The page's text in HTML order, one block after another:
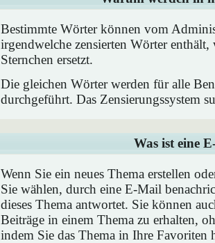
Bestimmte Wörter können vom
irgendwelche zensierten Wörter
Sternchen ersetzt.
Die gleichen Wörter werden für alle
durchgeführt. Das Zensierungssystem
Was ist eine
Wenn Sie ein neues Thema erstellen
Sie wählen, durch eine E-Mail
dieses Thema antwortet. Sie können
Beiträge in einem Thema zu erhalten,
indem Sie das Thema in Ihre Favoriten